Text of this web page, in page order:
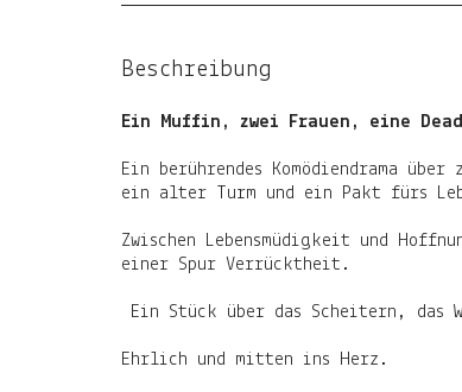
Beschreibung
Ein Muffin, zwei Frauen, eine
Ein berührendes Komödiendrama
ein alter Turm und ein Pakt fürs
Zwischen Lebensmüdigkeit und
einer Spur Verrücktheit.
Ein Stück über das Scheitern, das
Ehrlich und mitten ins Herz.